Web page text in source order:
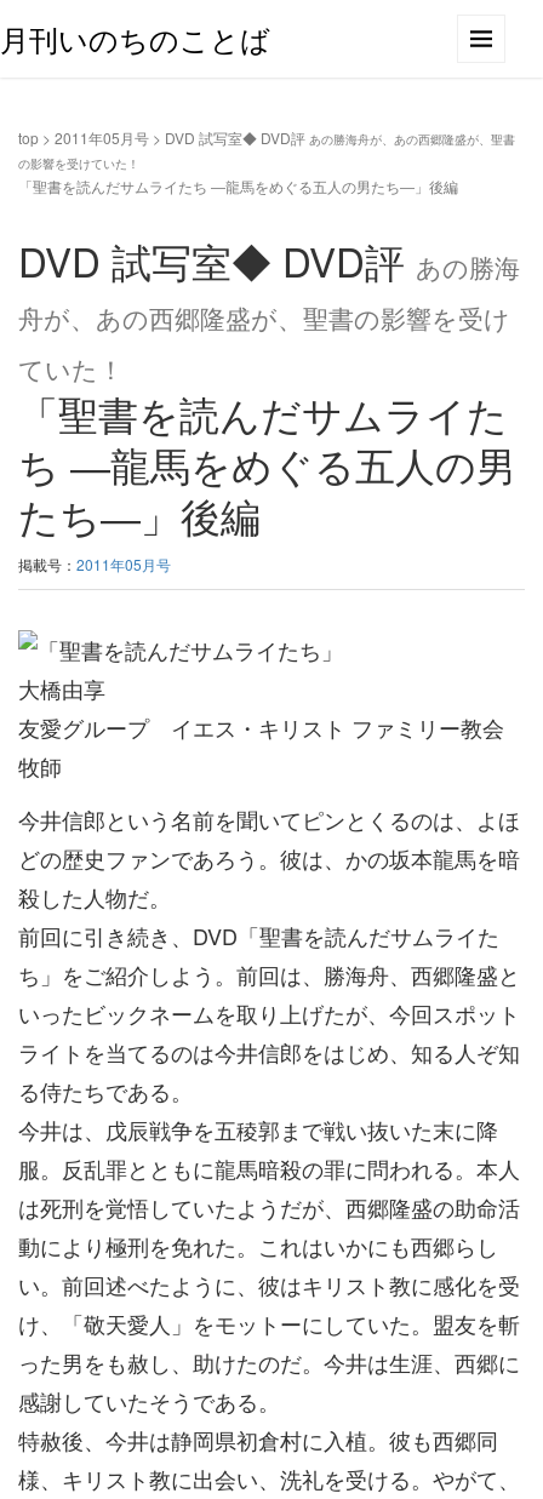
月刊いのちのことば
top > 2011年05月号 > DVD 試写室◆ DVD評 あの勝海舟が、あの西郷隆盛が、聖書
の影響を受けていた！
「聖書を読んだサムライたち ―龍馬をめぐる五人の男たち―」後編
DVD 試写室◆ DVD評 あの勝海
舟が、あの西郷隆盛が、聖書の影響を受け
ていた！
「聖書を読んだサムライた
ち ―龍馬をめぐる五人の男
たち―」後編
掲載号： 2011年05月号
大橋由享
友愛グループ イエス・キリスト ファミリー教会
牧師
今井信郎という名前を聞いてピンとくるのは、よほ
どの歴史ファンであろう。彼は、かの坂本龍馬を暗
殺した人物だ。
前回に引き続き、DVD「聖書を読んだサムライた
ち」をご紹介しよう。前回は、勝海舟、西郷隆盛と
いったビックネームを取り上げたが、今回スポット
ライトを当てるのは今井信郎をはじめ、知る人ぞ知
る侍たちである。
今井は、戊辰戦争を五稜郭まで戦い抜いた末に降
服。反乱罪とともに龍馬暗殺の罪に問われる。本人
は死刑を覚悟していたようだが、西郷隆盛の助命活
動により極刑を免れた。これはいかにも西郷らし
い。前回述べたように、彼はキリスト教に感化を受
け、「敬天愛人」をモットーにしていた。盟友を斬
った男をも赦し、助けたのだ。今井は生涯、西郷に
感謝していたそうである。
特赦後、今井は静岡県初倉村に入植。彼も西郷同
様、キリスト教に出会い、洗礼を受ける。やがて、